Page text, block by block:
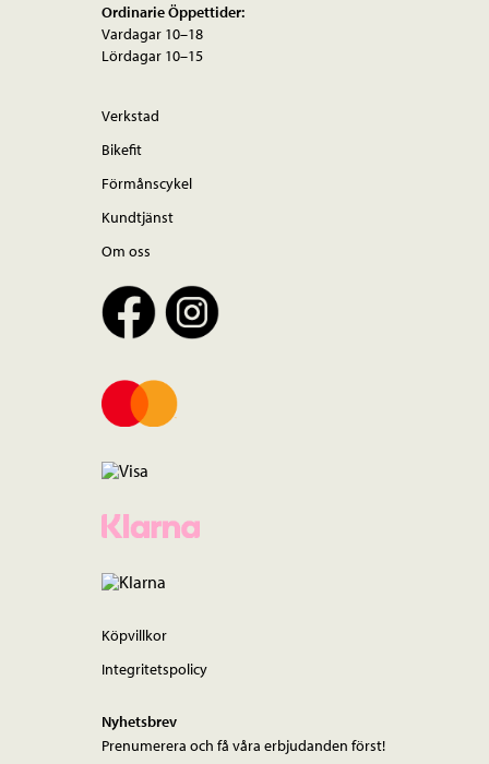
Ordinarie Öppettider:
Vardagar 10–18
Lördagar 10–15
Verkstad
Bikefit
Förmånscykel
Kundtjänst
Om oss
Köpvillkor
Integritetspolicy
Nyhetsbrev
Prenumerera och få våra erbjudanden först!